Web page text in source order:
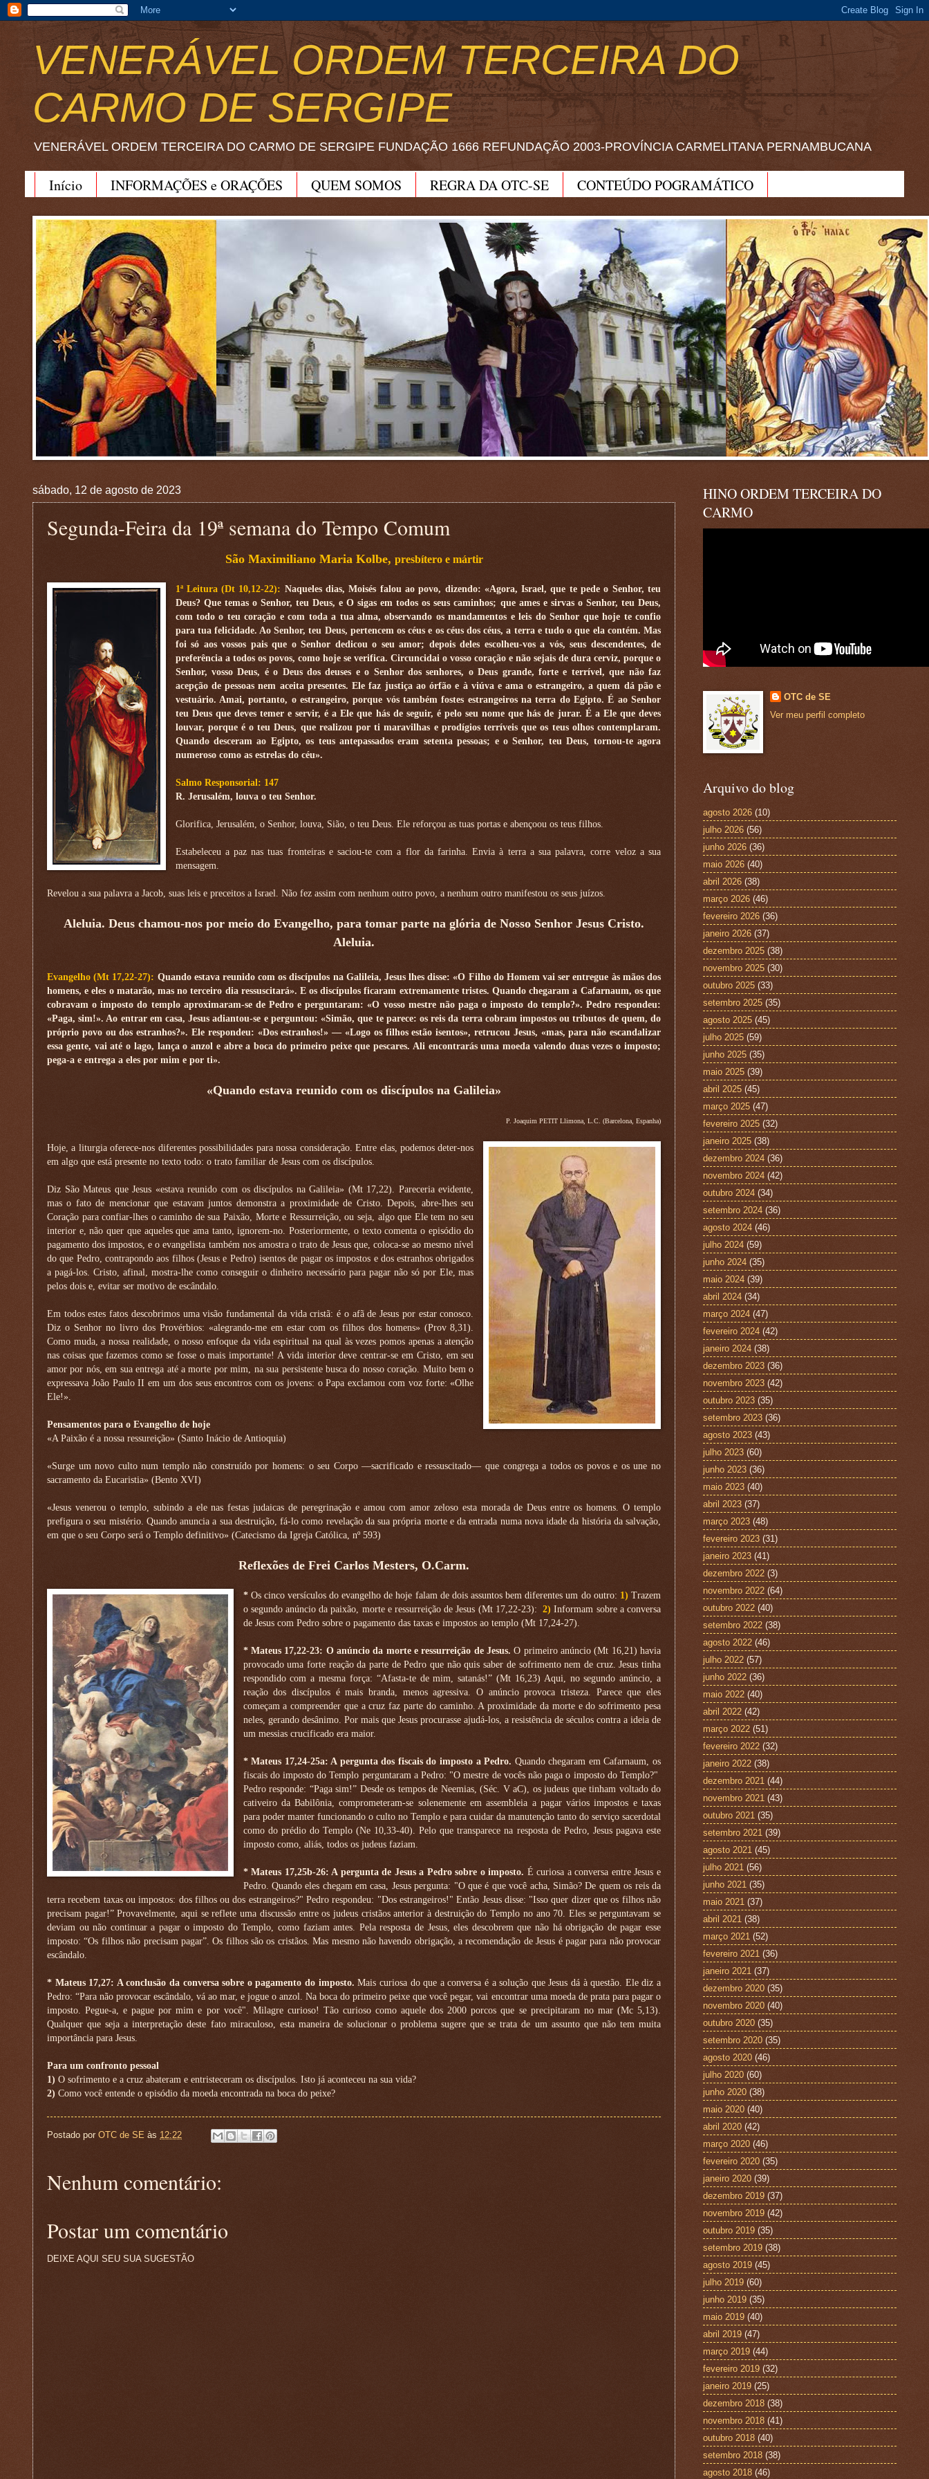
VENERÁVEL ORDEM TERCEIRA DO
CARMO DE SERGIPE
VENERÁVEL ORDEM TERCEIRA DO CARMO DE SERGIPE FUNDAÇÃO 1666 REFUNDAÇÃO 2003-PROVÍNCIA CARMELITANA PERNAMBUCANA
Início INFORMAÇÕES e ORAÇÕES QUEM SOMOS REGRA DA OTC-SE
CONTEÚDO POGRAMÁTICO
sábado, 12 de agosto de 2023
Segunda-Feira da 19ª semana do Tempo Comum
São Maximiliano Maria Kolbe, presbítero e mártir
1ª Leitura (Dt 10,12-22): Naqueles dias, Moisés falou ao povo, dizendo: «Agora, Israel, que te pede o Senhor, teu
Deus? Que temas o Senhor, teu Deus, e O sigas em todos os seus caminhos; que ames e sirvas o Senhor, teu Deus,
com todo o teu coração e com toda a tua alma, observando os mandamentos e leis do Senhor que hoje te confio
para tua felicidade. Ao Senhor, teu Deus, pertencem os céus e os céus dos céus, a terra e tudo o que ela contém. Mas
foi só aos vossos pais que o Senhor dedicou o seu amor; depois deles escolheu-vos a vós, seus descendentes, de
preferência a todos os povos, como hoje se verifica. Circuncidai o vosso coração e não sejais de dura cerviz, porque o
Senhor, vosso Deus, é o Deus dos deuses e o Senhor dos senhores, o Deus grande, forte e terrível, que não faz
acepção de pessoas nem aceita presentes. Ele faz justiça ao órfão e à viúva e ama o estrangeiro, a quem dá pão e
vestuário. Amai, portanto, o estrangeiro, porque vós também fostes estrangeiros na terra do Egipto. É ao Senhor
teu Deus que deves temer e servir, é a Ele que hás de seguir, é pelo seu nome que hás de jurar. É a Ele que deves
louvar, porque é o teu Deus, que realizou por ti maravilhas e prodígios terríveis que os teus olhos contemplaram.
Quando desceram ao Egipto, os teus antepassados eram setenta pessoas; e o Senhor, teu Deus, tornou-te agora
numeroso como as estrelas do céu».
Salmo Responsorial: 147
R. Jerusalém, louva o teu Senhor.
Glorifica, Jerusalém, o Senhor, louva, Sião, o teu Deus. Ele reforçou as tuas portas e abençoou os teus filhos.
Estabeleceu a paz nas tuas fronteiras e saciou-te com a flor da farinha. Envia à terra a sua palavra, corre veloz a sua
mensagem.
Revelou a sua palavra a Jacob, suas leis e preceitos a Israel. Não fez assim com nenhum outro povo, a nenhum outro manifestou os seus juízos.
Aleluia. Deus chamou-nos por meio do Evangelho, para tomar parte na glória de Nosso Senhor Jesus Cristo.
Aleluia.
Evangelho (Mt 17,22-27): Quando estava reunido com os discípulos na Galileia, Jesus lhes disse: «O Filho do Homem vai ser entregue às mãos dos
homens, e eles o matarão, mas no terceiro dia ressuscitará». E os discípulos ficaram extremamente tristes. Quando chegaram a Cafarnaum, os que
cobravam o imposto do templo aproximaram-se de Pedro e perguntaram: «O vosso mestre não paga o imposto do templo?». Pedro respondeu:
«Paga, sim!». Ao entrar em casa, Jesus adiantou-se e perguntou: «Simão, que te parece: os reis da terra cobram impostos ou tributos de quem, do
próprio povo ou dos estranhos?». Ele respondeu: «Dos estranhos!» — «Logo os filhos estão isentos», retrucou Jesus, «mas, para não escandalizar
essa gente, vai até o lago, lança o anzol e abre a boca do primeiro peixe que pescares. Ali encontrarás uma moeda valendo duas vezes o imposto;
pega-a e entrega a eles por mim e por ti».
«Quando estava reunido com os discípulos na Galileia»
P. Joaquim PETIT Llimona, L.C. (Barcelona, Espanha)
Hoje, a liturgia oferece-nos diferentes possibilidades para nossa consideração. Entre elas, podemos deter-nos
em algo que está presente no texto todo: o trato familiar de Jesus com os discípulos.
Diz São Mateus que Jesus «estava reunido com os discípulos na Galileia» (Mt 17,22). Pareceria evidente,
mas o fato de mencionar que estavam juntos demonstra a proximidade de Cristo. Depois, abre-lhes seu
Coração para confiar-lhes o caminho de sua Paixão, Morte e Ressurreição, ou seja, algo que Ele tem no seu
interior e, não quer que aqueles que ama tanto, ignorem-no. Posteriormente, o texto comenta o episódio do
pagamento dos impostos, e o evangelista também nos amostra o trato de Jesus que, coloca-se ao mesmo nível
do que Pedro, contrapondo aos filhos (Jesus e Pedro) isentos de pagar os impostos e dos estranhos obrigados
a pagá-los. Cristo, afinal, mostra-lhe como conseguir o dinheiro necessário para pagar não só por Ele, mas
pelos dois e, evitar ser motivo de escândalo.
Em todos estes fatos descobrimos uma visão fundamental da vida cristã: é o afã de Jesus por estar conosco.
Diz o Senhor no livro dos Provérbios: «alegrando-me em estar com os filhos dos homens» (Prov 8,31).
Como muda, a nossa realidade, o nosso enfoque da vida espiritual na qual às vezes pomos apenas a atenção
nas coisas que fazemos como se fosse o mais importante! A vida interior deve centrar-se em Cristo, em seu
amor por nós, em sua entrega até a morte por mim, na sua persistente busca do nosso coração. Muito bem o
expressava João Paulo II em um dos seus encontros com os jovens: o Papa exclamou com voz forte: «Olhe
Ele!».
Pensamentos para o Evangelho de hoje
«A Paixão é a nossa ressureição» (Santo Inácio de Antioquia)
«Surge um novo culto num templo não construído por homens: o seu Corpo —sacrificado e ressuscitado— que congrega a todos os povos e os une no
sacramento da Eucaristia» (Bento XVI)
«Jesus venerou o templo, subindo a ele nas festas judaicas de peregrinação e amou com amor zeloso esta morada de Deus entre os homens. O templo
prefigura o seu mistério. Quando anuncia a sua destruição, fá-lo como revelação da sua própria morte e da entrada numa nova idade da história da salvação,
em que o seu Corpo será o Templo definitivo» (Catecismo da Igreja Católica, nº 593)
Reflexões de Frei Carlos Mesters, O.Carm.
* Os cinco versículos do evangelho de hoje falam de dois assuntos bem diferentes um do outro: 1) Trazem
o segundo anúncio da paixão, morte e ressurreição de Jesus (Mt 17,22-23):
2) Informam sobre a conversa
de Jesus com Pedro sobre o pagamento das taxas e impostos ao templo (Mt 17,24-27).
* Mateus 17,22-23: O anúncio da morte e ressurreição de Jesus.O primeiro anúncio (Mt 16,21) havia
provocado uma forte reação da parte de Pedro que não quis saber de sofrimento nem de cruz. Jesus tinha
respondido com a mesma força: “Afasta-te de mim, satanás!” (Mt 16,23) Aqui, no segundo anúncio, a
reação dos discípulos é mais branda, menos agressiva. O anúncio provoca tristeza. Parece que eles
começam a compreender que a cruz faz parte do caminho. A proximidade da morte e do sofrimento pesa
neles, gerando desânimo. Por mais que Jesus procurasse ajudá-los, a resistência de séculos contra a ideia de
um messias crucificado era maior.
* Mateus 17,24-25a: A pergunta dos fiscais do imposto a Pedro. Quando chegaram em Cafarnaum, os
fiscais do imposto do Templo perguntaram a Pedro: "O mestre de vocês não paga o imposto do Templo?"
Pedro responde: “Paga sim!” Desde os tempos de Neemias, (Séc. V aC), os judeus que tinham voltado do
cativeiro da Babilônia, comprometeram-se solenemente em assembleia a pagar vários impostos e taxas
para poder manter funcionando o culto no Templo e para cuidar da manutenção tanto do serviço sacerdotal
como do prédio do Templo (Ne 10,33-40). Pelo que transparece na resposta de Pedro, Jesus pagava este
imposto como, aliás, todos os judeus faziam.
* Mateus 17,25b-26: A pergunta de Jesus a Pedro sobre o imposto. É curiosa a conversa entre Jesus e
Pedro. Quando eles chegam em casa, Jesus pergunta: "O que é que você acha, Simão? De quem os reis da
terra recebem taxas ou impostos: dos filhos ou dos estrangeiros?" Pedro respondeu: "Dos estrangeiros!" Então Jesus disse: "Isso quer dizer que os filhos não
precisam pagar!” Provavelmente, aqui se reflete uma discussão entre os judeus cristãos anterior à destruição do Templo no ano 70. Eles se perguntavam se
deviam ou não continuar a pagar o imposto do Templo, como faziam antes. Pela resposta de Jesus, eles descobrem que não há obrigação de pagar esse
imposto: “Os filhos não precisam pagar”. Os filhos são os cristãos. Mas mesmo não havendo obrigação, a recomendação de Jesus é pagar para não provocar
escândalo.
* Mateus 17,27: A conclusão da conversa sobre o pagamento do imposto.Mais curiosa do que a conversa é a solução que Jesus dá à questão. Ele diz a
Pedro: “Para não provocar escândalo, vá ao mar, e jogue o anzol. Na boca do primeiro peixe que você pegar, vai encontrar uma moeda de prata para pagar o
imposto. Pegue-a, e pague por mim e por você". Milagre curioso! Tão curioso como aquele dos 2000 porcos que se precipitaram no mar (Mc 5,13).
Qualquer que seja a interpretação deste fato miraculoso, esta maneira de solucionar o problema sugere que se trata de um assunto que não tem muita
importância para Jesus.
Para um confronto pessoal
1) O sofrimento e a cruz abateram e entristeceram os discípulos. Isto já aconteceu na sua vida?
2) Como você entende o episódio da moeda encontrada na boca do peixe?
Postado por OTC de SE às 12:22
Nenhum comentário:
Postar um comentário
DEIXE AQUI SEU SUA SUGESTÃO
HINO ORDEM TERCEIRA DO
CARMO
OTC de SE
Ver meu perfil completo
Arquivo do blog
agosto 2026 (10)
julho 2026 (56)
junho 2026 (36)
maio 2026 (40)
abril 2026 (38)
março 2026 (46)
fevereiro 2026 (36)
janeiro 2026 (37)
dezembro 2025 (38)
novembro 2025 (30)
outubro 2025 (33)
setembro 2025 (35)
agosto 2025 (45)
julho 2025 (59)
junho 2025 (35)
maio 2025 (39)
abril 2025 (45)
março 2025 (47)
fevereiro 2025 (32)
janeiro 2025 (38)
dezembro 2024 (36)
novembro 2024 (42)
outubro 2024 (34)
setembro 2024 (36)
agosto 2024 (46)
julho 2024 (59)
junho 2024 (35)
maio 2024 (39)
abril 2024 (34)
março 2024 (47)
fevereiro 2024 (42)
janeiro 2024 (38)
dezembro 2023 (36)
novembro 2023 (42)
outubro 2023 (35)
setembro 2023 (36)
agosto 2023 (43)
julho 2023 (60)
junho 2023 (36)
maio 2023 (40)
abril 2023 (37)
março 2023 (48)
fevereiro 2023 (31)
janeiro 2023 (41)
dezembro 2022 (3)
novembro 2022 (64)
outubro 2022 (40)
setembro 2022 (38)
agosto 2022 (46)
julho 2022 (57)
junho 2022 (36)
maio 2022 (40)
abril 2022 (42)
março 2022 (51)
fevereiro 2022 (32)
janeiro 2022 (38)
dezembro 2021 (44)
novembro 2021 (43)
outubro 2021 (35)
setembro 2021 (39)
agosto 2021 (45)
julho 2021 (56)
junho 2021 (35)
maio 2021 (37)
abril 2021 (38)
março 2021 (52)
fevereiro 2021 (36)
janeiro 2021 (37)
dezembro 2020 (35)
novembro 2020 (40)
outubro 2020 (35)
setembro 2020 (35)
agosto 2020 (46)
julho 2020 (60)
junho 2020 (38)
maio 2020 (40)
abril 2020 (42)
março 2020 (46)
fevereiro 2020 (35)
janeiro 2020 (39)
dezembro 2019 (37)
novembro 2019 (42)
outubro 2019 (35)
setembro 2019 (38)
agosto 2019 (45)
julho 2019 (60)
junho 2019 (35)
maio 2019 (40)
abril 2019 (47)
março 2019 (44)
fevereiro 2019 (32)
janeiro 2019 (25)
dezembro 2018 (38)
novembro 2018 (41)
outubro 2018 (40)
setembro 2018 (38)
agosto 2018 (46)